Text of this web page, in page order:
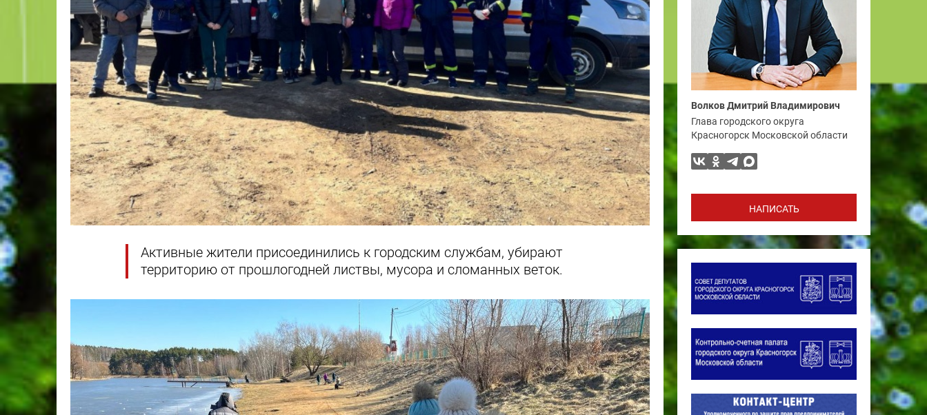
Активные жители присоединились к городским службам, убирают
территорию от прошлогодней листвы, мусора и сломанных веток.
Волков Дмитрий Владимирович
Глава городского округа
Красногорск Московской области
НАПИСАТЬ